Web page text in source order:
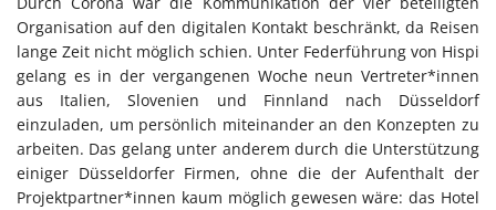
Organisation auf den digitalen Kontakt beschränkt, da Reisen
lange Zeit nicht möglich schien. Unter Federführung von Hispi
gelang es in der vergangenen Woche neun Vertreter*innen
aus Italien, Slovenien und Finnland nach Düsseldorf
einzuladen, um persönlich miteinander an den Konzepten zu
arbeiten. Das gelang unter anderem durch die Unterstützung
einiger Düsseldorfer Firmen, ohne die der Aufenthalt der
Projektpartner*innen kaum möglich gewesen wäre: das Hotel